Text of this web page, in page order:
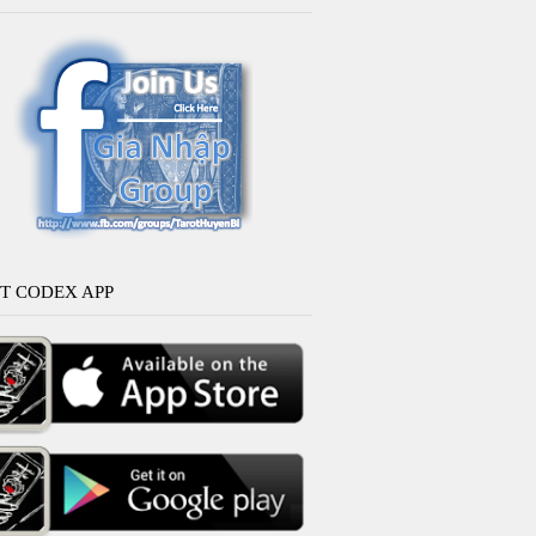
CODEX APP